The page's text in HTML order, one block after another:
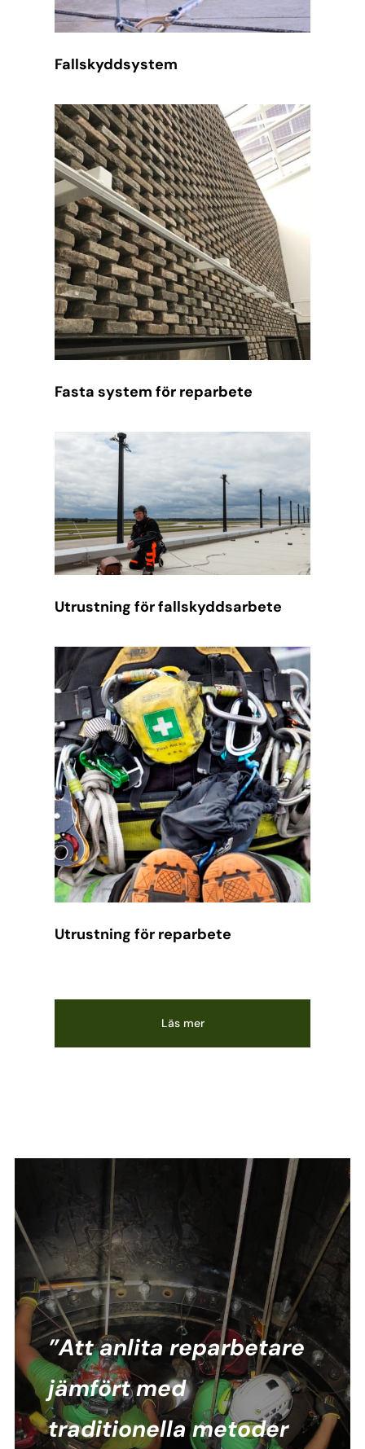
Fallskyddsystem
Fasta system för reparbete
Utrustning för fallskyddsarbete
Utrustning för reparbete
Läs mer
”Att anlita reparbetare
jämfört med
traditionella metoder